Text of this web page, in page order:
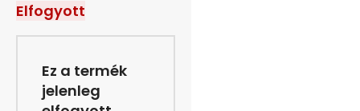
Elfogyott
Ez a termék
jelenleg